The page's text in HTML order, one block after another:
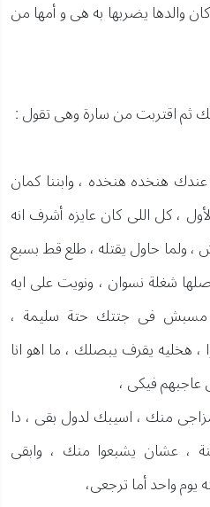
والدها يضربها به هى و أمها من
ثم اقتربت من سارة وهى تقول :
هنخده هنخده ، وابننا كمان
، كل اللى كان عايزه أشرف انه
ولما حاول يقتله ، طلع قط بسبع
شغلة نسوان ، ونويت على ايه
مسبش فى جتتك حتة سليمة ،
يقرف يبصلك ، ما اهو انا
عاجبهم فيكى ،
منك ، اسيبك لدول بقى ، دا
، عشان يشبعوا منك ، وابقى
واحد أما ترجعى،